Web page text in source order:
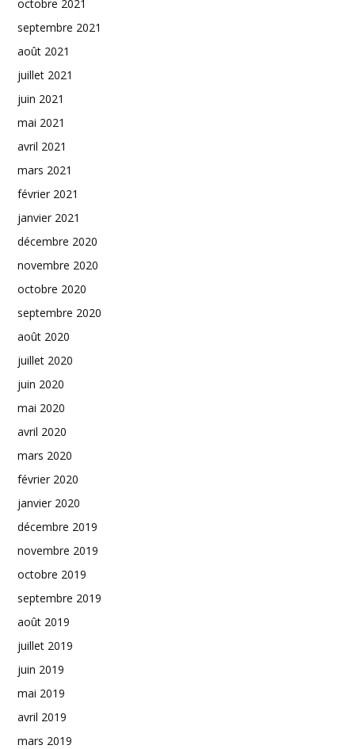
octobre 2021
septembre 2021
août 2021
juillet 2021
juin 2021
mai 2021
avril 2021
mars 2021
février 2021
janvier 2021
décembre 2020
novembre 2020
octobre 2020
septembre 2020
août 2020
juillet 2020
juin 2020
mai 2020
avril 2020
mars 2020
février 2020
janvier 2020
décembre 2019
novembre 2019
octobre 2019
septembre 2019
août 2019
juillet 2019
juin 2019
mai 2019
avril 2019
mars 2019